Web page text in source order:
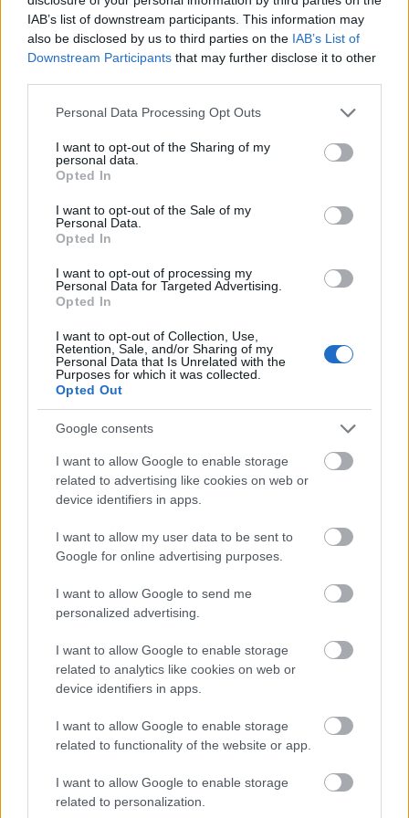
IAB’s list of downstream participants. This information may
also be disclosed by us to third parties on the IAB’s List of
Downstream Participants that may further disclose it to other
Please note that this website/app uses one or more Google
not limited to your visit or usage behaviour. You may click to
grant or deny consent to Google and its third-party tags to
use your data for below specified purposes in below Google
consent section.
Personal Data Processing Opt Outs
I want to opt-out of the Sharing of my
personal data.
Opted In
I want to opt-out of the Sale of my
Personal Data.
Opted In
I want to opt-out of processing my
Personal Data for Targeted Advertising.
Opted In
I want to opt-out of Collection, Use,
Retention, Sale, and/or Sharing of my
Personal Data that Is Unrelated with the
Purposes for which it was collected.
Opted Out
Google consents
I want to allow Google to enable storage
related to advertising like cookies on web or
device identifiers in apps.
I want to allow my user data to be sent to
Google for online advertising purposes.
I want to allow Google to send me
personalized advertising.
I want to allow Google to enable storage
related to analytics like cookies on web or
device identifiers in apps.
I want to allow Google to enable storage
related to functionality of the website or app.
I want to allow Google to enable storage
related to personalization.
Το καταφύγιο “Χρήστος Κάκαλος” – Το καταφύγιο “Γιόσος
Την επόμενη μέρα μπορούμε να ξεκινήσουμε από το οροπέδιο των
Μουσών για την ανάβαση μας στο Μύτικα. Μπορούμε επίσης να
επιχειρήσουμε τη μικρή ανάβαση στην κορυφή Προφήτης Ηλίας,
χρειαστούμε λιγότερο από 40 λεπτά μέχρι την κορυφή, πάνω στην
βόρειες κόψεις και ανατολικά προς τη θάλασσα είναι επιβλητική.
Το σημείο είναι ιδανικό, για να δούμε τις πρώτες αχτίδες του ήλιου
να χαϊδεύουν το Στεφάνι.
Ο Προφήτης Ηλίας (δεξιά) & η Τούμπα (αριστερά). Στο διάσελο
Πανόραμα του Ορεπεδίου των Μουσών. Μύτικας – Στεφάνη –
Επισήμανση :Για χάρτες της περιοχής απευθύνεστε μόνο στα
εξειδικευμένα καταστήματα και ενημερωθείτε για τις τοπικές
υπεύθυνους των καταφυγίων, τους ορειβατικούς συλλόγους κλπ.
Αξιολογήσεις (0)
Βαθμολογήθηκε με0από 5
Βαθμολογήθηκε με5από 5
Βαθμολογήθηκε με4από 5
Βαθμολογήθηκε με3από 5
Βαθμολογήθηκε με1από 5
Αξιολογήσεις
Δεν υπάρχει καμία αξιολόγηση ακόμη.